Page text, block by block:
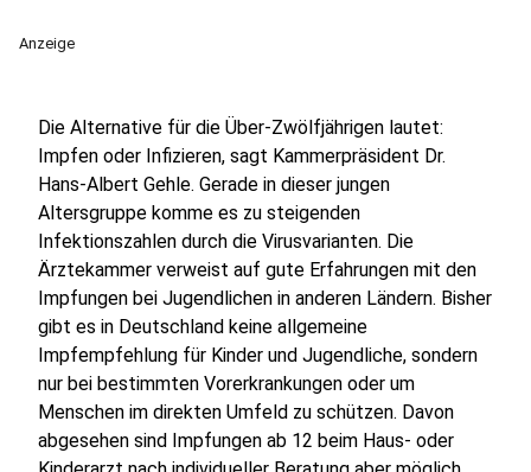
Anzeige
Die Alternative für die Über-Zwölfjährigen lautet:
Impfen oder Infizieren, sagt Kammerpräsident Dr.
Hans-Albert Gehle. Gerade in dieser jungen
Altersgruppe komme es zu steigenden
Infektionszahlen durch die Virusvarianten. Die
Ärztekammer verweist auf gute Erfahrungen mit den
Impfungen bei Jugendlichen in anderen Ländern. Bisher
gibt es in Deutschland keine allgemeine
Impfempfehlung für Kinder und Jugendliche, sondern
nur bei bestimmten Vorerkrankungen oder um
Menschen im direkten Umfeld zu schützen. Davon
abgesehen sind Impfungen ab 12 beim Haus- oder